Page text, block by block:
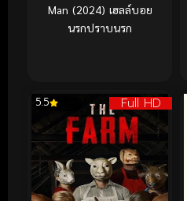
Man (2024) เฮลล์บอย
นรกปราบนรก
Full HD
5.5